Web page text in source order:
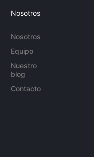
Nosotros
Nosotros
Equipo
Nuestro
blog
Contacto